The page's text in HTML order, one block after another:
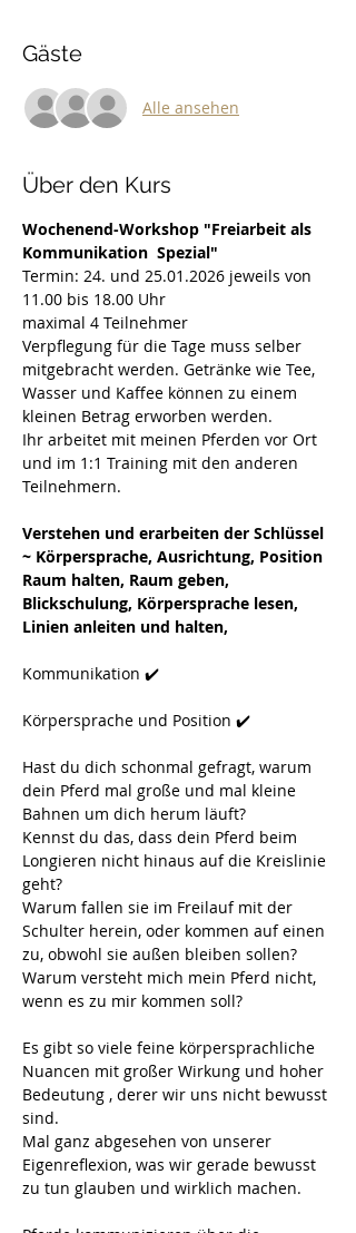
Gäste
Alle ansehen
Über den Kurs
Wochenend-Workshop "Freiarbeit als
Kommunikation  Spezial"
Termin: 24. und 25.01.2026 jeweils von
11.00 bis 18.00 Uhr
maximal 4 Teilnehmer
Verpflegung für die Tage muss selber
mitgebracht werden. Getränke wie Tee,
Wasser und Kaffee können zu einem
kleinen Betrag erworben werden.
Ihr arbeitet mit meinen Pferden vor Ort
und im 1:1 Training mit den anderen
Teilnehmern.
Verstehen und erarbeiten der Schlüssel
~ Körpersprache, Ausrichtung, Position
Raum halten, Raum geben,
Blickschulung, Körpersprache lesen,
Linien anleiten und halten,
Kommunikation ✔️
Körpersprache und Position ✔️
Hast du dich schonmal gefragt, warum
dein Pferd mal große und mal kleine
Bahnen um dich herum läuft?
Kennst du das, dass dein Pferd beim
Longieren nicht hinaus auf die Kreislinie
geht?
Warum fallen sie im Freilauf mit der
Schulter herein, oder kommen auf einen
zu, obwohl sie außen bleiben sollen?
Warum versteht mich mein Pferd nicht,
wenn es zu mir kommen soll?
Es gibt so viele feine körpersprachliche
Nuancen mit großer Wirkung und hoher
Bedeutung , derer wir uns nicht bewusst
sind.
Mal ganz abgesehen von unserer
Eigenreflexion, was wir gerade bewusst
zu tun glauben und wirklich machen.